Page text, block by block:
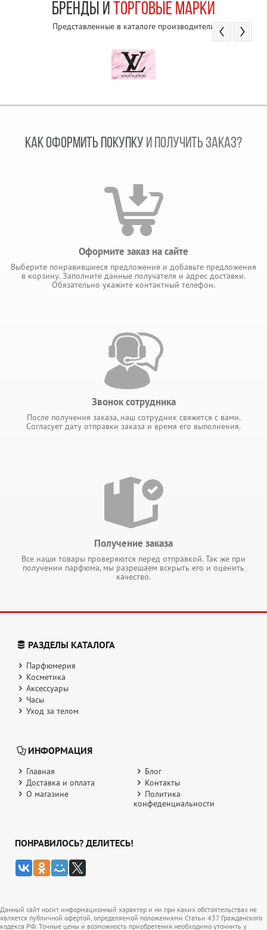
БРЕНДЫ И ТОРГОВЫЕ МАРКИ
Представленные в каталоге производители
КАК ОФОРМИТЬ ПОКУПКУ И ПОЛУЧИТЬ ЗАКАЗ?
Оформите заказ на сайте
Выберите понравившиеся предложения и добавьте предложения
в корзину. Заполните данные получателя и адрес доставки.
Обязательно укажите контактный телефон.
Звонок сотрудника
После получения заказа, наш сотрудник свяжется с вами.
Согласует дату отправки заказа и время его выполнения.
Получение заказа
Все наши товары проверяются перед отправкой. Так же при
получении парфюма, мы разрешаем вскрыть его и оценить
качество.
РАЗДЕЛЫ КАТАЛОГА
Парфюмерия
Косметика
Аксессуары
Часы
Уход за телом
ИНФОРМАЦИЯ
Главная
Блог
Доставка и оплата
Контакты
О магазине
Политика
конфеденциальности
ПОНРАВИЛОСЬ? ДЕЛИТЕСЬ!
Данный сайт носит информационный характер и ни при каких обстоятельствах не
является публичной офертой, определяемой положениями Статьи 437 Гражданского
кодекса РФ. Точные цены и возможность приобретения необходимо уточнить у